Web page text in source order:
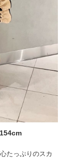
たっぷりのスカ